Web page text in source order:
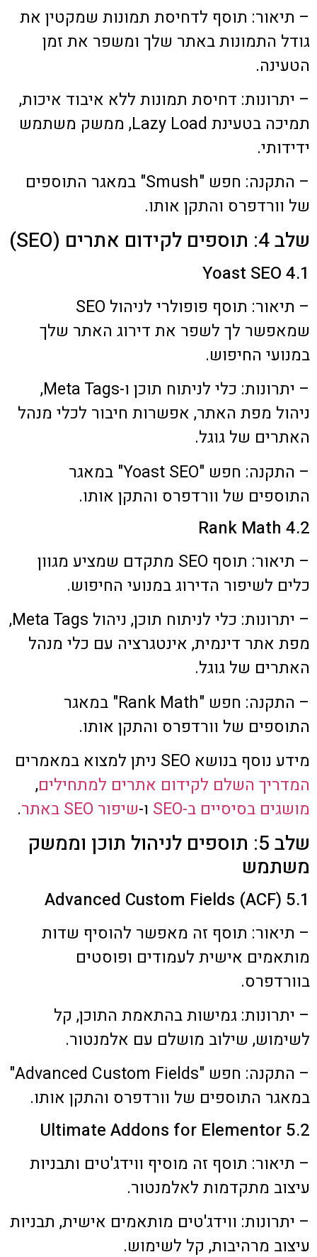
– תיאור: תוסף לדחיסת תמונות שמקטין את
גודל התמונות באתר שלך ומשפר את זמן
הטעינה.
– יתרונות: דחיסת תמונות ללא איבוד איכות,
תמיכה בטעינת Lazy Load, ממשק משתמש
ידידותי.
– התקנה: חפש "Smush" במאגר התוספים
של וורדפרס והתקן אותו.
שלב 4: תוספים לקידום אתרים (SEO)
4.1 Yoast SEO
– תיאור: תוסף פופולרי לניהול SEO
שמאפשר לך לשפר את דירוג האתר שלך
במנועי החיפוש.
– יתרונות: כלי לניתוח תוכן ו-Meta Tags,
ניהול מפת האתר, אפשרות חיבור לכלי מנהל
האתרים של גוגל.
– התקנה: חפש "Yoast SEO" במאגר
התוספים של וורדפרס והתקן אותו.
4.2 Rank Math
– תיאור: תוסף SEO מתקדם שמציע מגוון
כלים לשיפור הדירוג במנועי החיפוש.
– יתרונות: כלי לניתוח תוכן, ניהול Meta Tags,
מפת אתר דינמית, אינטגרציה עם כלי מנהל
האתרים של גוגל.
– התקנה: חפש "Rank Math" במאגר
התוספים של וורדפרס והתקן אותו.
מידע נוסף בנושא SEO ניתן למצוא במאמרים
המדריך השלם לקידום אתרים למתחילים,
מושגים בסיסיים ב-SEO
ו-שיפור SEO באתר .
שלב 5: תוספים לניהול תוכן וממשק
משתמש
5.1 Advanced Custom Fields (ACF)
– תיאור: תוסף זה מאפשר להוסיף שדות
מותאמים אישית לעמודים ופוסטים
בוורדפרס.
– יתרונות: גמישות בהתאמת התוכן, קל
לשימוש, שילוב מושלם עם אלמנטור.
– התקנה: חפש "Advanced Custom Fields"
במאגר התוספים של וורדפרס והתקן אותו.
5.2 Ultimate Addons for Elementor
– תיאור: תוסף זה מוסיף ווידג'טים ותבניות
עיצוב מתקדמות לאלמנטור.
– יתרונות: ווידג'טים מותאמים אישית, תבניות
עיצוב מרהיבות, קל לשימוש.